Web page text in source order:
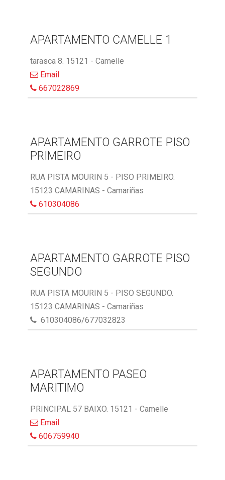
APARTAMENTO CAMELLE 1
tarasca 8. 15121 - Camelle
Email
667022869
APARTAMENTO GARROTE PISO
PRIMEIRO
RUA PISTA MOURIN 5 - PISO PRIMEIRO.
15123 CAMARINAS - Camariñas
610304086
APARTAMENTO GARROTE PISO
SEGUNDO
RUA PISTA MOURIN 5 - PISO SEGUNDO.
15123 CAMARINAS - Camariñas
610304086/677032823
APARTAMENTO PASEO
MARITIMO
PRINCIPAL 57 BAIXO. 15121 - Camelle
Email
606759940